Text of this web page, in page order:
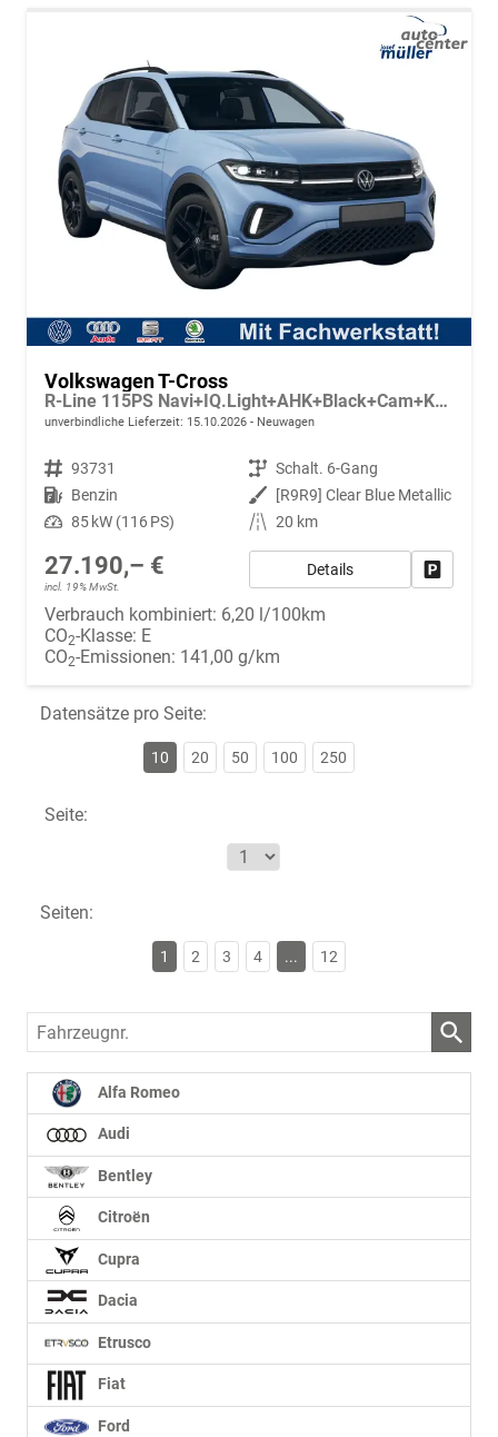
Volkswagen T-Cross
R-Line 115PS Navi+IQ.Light+AHK+Black+Cam+Keyless+GV5+Side+Climatronic
unverbindliche Lieferzeit: 15.10.2026 Neuwagen
Fahrzeugnr. 93731 Getriebe Schalt. 6-Gang
Kraftstoff Benzin Außenfarbe [R9R9] Clear Blue Metallic
Leistung 85 kW (116 PS) Kilometerstand 20 km
27.190,– €
incl. 19% MwSt.
Details
Verbrauch kombiniert: 6,20 l/100km
CO2-Klasse: E
CO2-Emissionen: 141,00 g/km
Datensätze pro Seite:
10 20 50 100 250
Seite:
Seiten:
1 2 3 4 ... 12
Fahrzeugnr.
Alfa Romeo
Audi
Bentley
Citroën
Cupra
Dacia
Etrusco
Fiat
Ford